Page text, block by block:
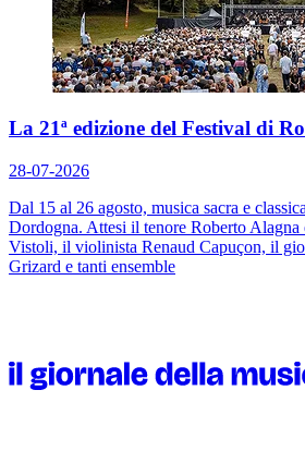
La 21ª edizione del Festival di
28-07-2026
Dal 15 al 26 agosto, musica sacra e
Dordogna. Attesi il tenore Roberto
Vistoli, il violinista Renaud Capuçon, il
Grizard e tanti ensemble